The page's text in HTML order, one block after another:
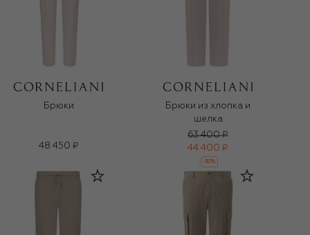
Брюки
48 450 ₽
Брюки из хлопка и
шелка
63 400 ₽
44 400 ₽
-30%